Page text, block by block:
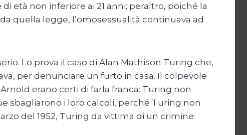
età non inferiore ai 21 anni; peraltro, poiché la
quella legge, l’omosessualità continuava ad
Lo prova il caso di Alan Mathison Turing che,
per denunciare un furto in casa. Il colpevole
erano certi di farla franca: Turing non
sbagliarono i loro calcoli, perché Turing non
del 1952, Turing da vittima di un crimine